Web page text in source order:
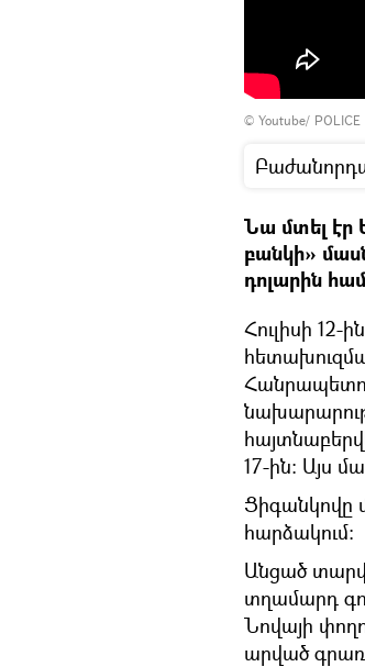
© Youtube/
Նա մտել էր
բանկի»
դոլարին
Հուլիսի
17-ին: Այս
Ցիգանկովը
հարձակում։
Անցած
տղամարդ
Նովայի
արված